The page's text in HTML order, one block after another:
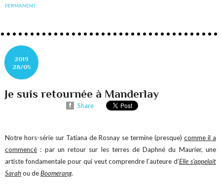
PERMANENT
2019
28/05
Je suis retournée à Manderlay
Share
Notre hors-série sur Tatiana de Rosnay se termine (presque) comme il a
commencé : par un retour sur les terres de Daphné du Maurier, une
artiste fondamentale pour qui veut comprendre l’auteure d’Elle s’appelait
Sarahou deBoomerang.